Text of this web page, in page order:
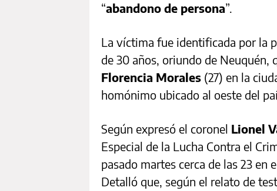
“abandono de persona”.
La víctima fue identificada por la
de 30 años, oriundo de Neuquén,
Florencia Morales (27) en la
homónimo ubicado al oeste del
Según expresó el coronel Lionel
Especial de la Lucha Contra el
pasado martes cerca de las 23 en
Detalló que, según el relato de